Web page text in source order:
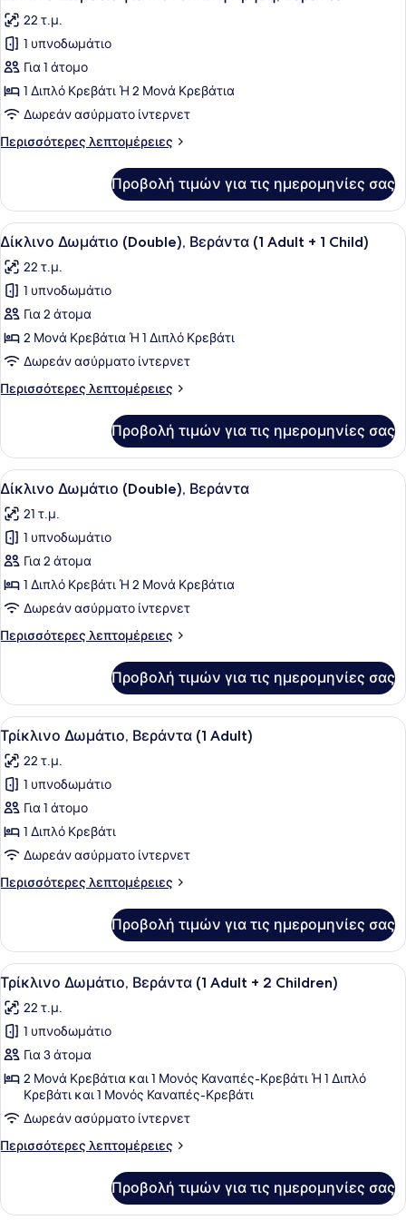
child)
όλων
των
φωτογραφιών
για
Δίκλινο
Δωμάτιο
για
Μονόκλινη
22 τ.μ.
1 υπνοδωμάτιο
Για 1 άτομο
1 Διπλό Κρεβάτι Ή 2 Μονά Κρεβάτια
Δωρεάν ασύρματο ίντερνετ
Περισσότερες λεπτομέρειες
Περισσότερες
Δωμάτιο
για
Μονόκλινη
Βεράντα
Προβολή τιμών για τις ημερομηνίες σας
Προβολή
όλων
των
φωτογραφιών
για
Δίκλινο
Δωμάτιο
(Double),
Βεράντα
+
1
Child)
Ένα δωμάτιο ξενοδοχείου με ένα
19
Δίκλινο Δωμάτιο (Double), Βεράντα (1 Adult + 1 Child)
22 τ.μ.
1 υπνοδωμάτιο
Για 2 άτομα
2 Μονά Κρεβάτια Ή 1 Διπλό Κρεβάτι
Δωρεάν ασύρματο ίντερνετ
Περισσότερες λεπτομέρειες
Περισσότερες
Δωμάτιο
(Double),
Βεράντα
Adult
+
Child)
Προβολή τιμών για τις ημερομηνίες σας
Προβολή
όλων
των
φωτογραφιών
για
Δίκλινο
Δωμάτιο
(Double),
Βεράντα
Ένα σύγχρονο δωμάτιο
19
Δίκλινο Δωμάτιο (Double), Βεράντα
21 τ.μ.
1 υπνοδωμάτιο
Για 2 άτομα
1 Διπλό Κρεβάτι Ή 2 Μονά Κρεβάτια
Δωρεάν ασύρματο ίντερνετ
Περισσότερες λεπτομέρειες
Περισσότερες
Δωμάτιο
(Double),
Βεράντα
Προβολή τιμών για τις ημερομηνίες σας
Προβολή
όλων
των
φωτογραφιών
για
Τρίκλινο
Δωμάτιο,
Βεράντα
(1
Ένα σύγχρονο δωμάτιο
16
Τρίκλινο Δωμάτιο, Βεράντα (1 Adult)
22 τ.μ.
1 υπνοδωμάτιο
Για 1 άτομο
1 Διπλό Κρεβάτι
Δωρεάν ασύρματο ίντερνετ
Περισσότερες λεπτομέρειες
Περισσότερες
Δωμάτιο,
Βεράντα
(1
Adult)
Προβολή τιμών για τις ημερομηνίες σας
Προβολή
όλων
των
φωτογραφιών
για
Τρίκλινο
Δωμάτιο,
Βεράντα
(1
2
Ένα σύγχρονο δωμάτιο
16
Τρίκλινο Δωμάτιο, Βεράντα (1 Adult + 2 Children)
22 τ.μ.
1 υπνοδωμάτιο
Για 3 άτομα
2 Μονά Κρεβάτια και 1 Μονός Καναπές-Κρεβάτι Ή 1 Διπλό
Κρεβάτι και 1 Μονός Καναπές-Κρεβάτι
Δωρεάν ασύρματο ίντερνετ
Περισσότερες λεπτομέρειες
Περισσότερες
Δωμάτιο,
Προβολή τιμών για τις ημερομηνίες σας